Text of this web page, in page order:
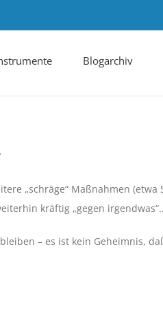
Blogarchiv
„schräge“ Maßnahmen (etwa
kräftig „gegen
– es ist kein Geheimnis,